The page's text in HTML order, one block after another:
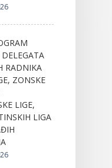
RADNIKA
ZONSKE
LIGE,
LIGA